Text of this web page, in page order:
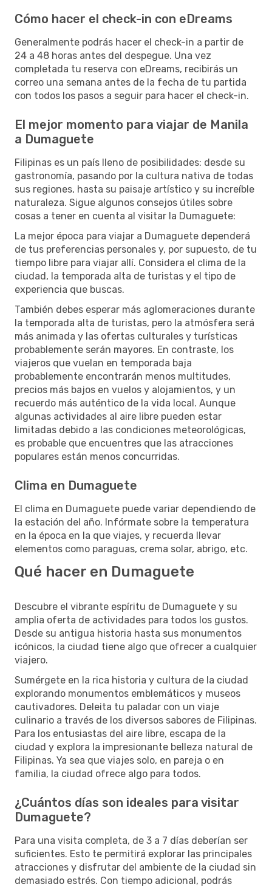
Cómo hacer el check-in con eDreams
Generalmente podrás hacer el check-in a partir de
24 a 48 horas antes del despegue. Una vez
completada tu reserva con eDreams, recibirás un
correo una semana antes de la fecha de tu partida
con todos los pasos a seguir para hacer el check-in.
El mejor momento para viajar de Manila
a Dumaguete
Filipinas es un país lleno de posibilidades: desde su
gastronomía, pasando por la cultura nativa de todas
sus regiones, hasta su paisaje artístico y su increíble
naturaleza. Sigue algunos consejos útiles sobre
cosas a tener en cuenta al visitar la Dumaguete:
La mejor época para viajar a Dumaguete dependerá
de tus preferencias personales y, por supuesto, de tu
tiempo libre para viajar allí. Considera el clima de la
ciudad, la temporada alta de turistas y el tipo de
experiencia que buscas.
También debes esperar más aglomeraciones durante
la temporada alta de turistas, pero la atmósfera será
más animada y las ofertas culturales y turísticas
probablemente serán mayores. En contraste, los
viajeros que vuelan en temporada baja
probablemente encontrarán menos multitudes,
precios más bajos en vuelos y alojamientos, y un
recuerdo más auténtico de la vida local. Aunque
algunas actividades al aire libre pueden estar
limitadas debido a las condiciones meteorológicas,
es probable que encuentres que las atracciones
populares están menos concurridas.
Clima en Dumaguete
El clima en Dumaguete puede variar dependiendo de
la estación del año. Infórmate sobre la temperatura
en la época en la que viajes, y recuerda llevar
elementos como paraguas, crema solar, abrigo, etc.
Qué hacer en Dumaguete
Descubre el vibrante espíritu de Dumaguete y su
amplia oferta de actividades para todos los gustos.
Desde su antigua historia hasta sus monumentos
icónicos, la ciudad tiene algo que ofrecer a cualquier
viajero.
Sumérgete en la rica historia y cultura de la ciudad
explorando monumentos emblemáticos y museos
cautivadores. Deleita tu paladar con un viaje
culinario a través de los diversos sabores de Filipinas.
Para los entusiastas del aire libre, escapa de la
ciudad y explora la impresionante belleza natural de
Filipinas. Ya sea que viajes solo, en pareja o en
familia, la ciudad ofrece algo para todos.
¿Cuántos días son ideales para visitar
Dumaguete?
Para una visita completa, de 3 a 7 días deberían ser
suficientes. Esto te permitirá explorar las principales
atracciones y disfrutar del ambiente de la ciudad sin
demasiado estrés. Con tiempo adicional, podrás